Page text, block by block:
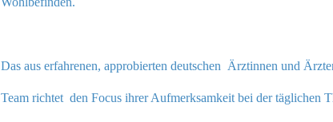
Das aus erfahrenen, approbierten deutschen Ärztinnen und
Team richtet den Focus ihrer Aufmerksamkeit bei der täglichen